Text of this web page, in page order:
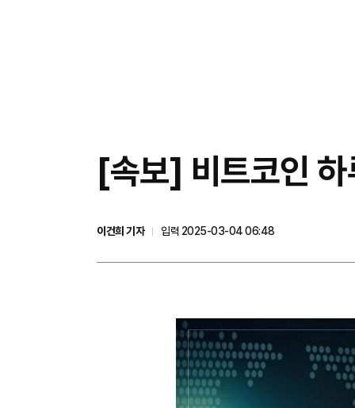
[속보] 비트코인
이건희 기자
입력 2025-03-04 06:48